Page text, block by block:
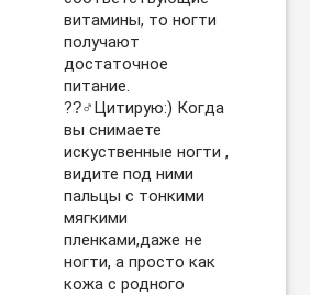
витамины, то ногти
получают
достаточное
питание.
??‍♂Цитирую:) Когда
вы снимаете
искуственные ногти ,
видите под ними
пальцы с тонкими
мягкими
пленками,даже не
ногти, а просто как
кожа с родного